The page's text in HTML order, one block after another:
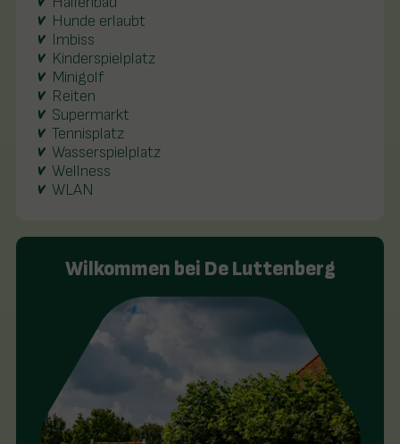
Hunde erlaubt
Imbiss
Kinderspielplatz
Minigolf
Reiten
Supermarkt
Tennisplatz
Wasserspielplatz
Wellness
WLAN
Wilkommen bei De Luttenberg